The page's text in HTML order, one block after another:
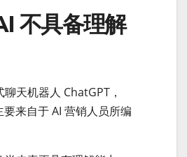
不具备理解
天机器人 ChatGPT，
要来自于 AI 营销人员所编